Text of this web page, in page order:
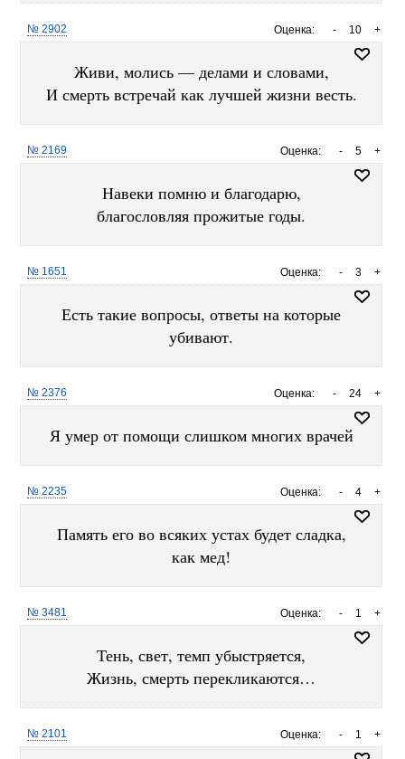
Оценка: +
10
-
№ 2902
Живи, молись — делами и словами,
И смерть встречай как лучшей жизни весть.
Оценка: +
5
-
№ 2169
Навеки помню и благодарю,
благословляя прожитые годы.
Оценка: +
3
-
№ 1651
Есть такие вопросы, ответы на которые
убивают.
Оценка: +
24
-
№ 2376
Я умер от помощи слишком многих врачей
Оценка: +
4
-
№ 2235
Память его во всяких устах будет сладка,
как мед!
Оценка: +
1
-
№ 3481
Тень, свет, темп убыстряется,
Жизнь, смерть перекликаются…
Оценка: +
1
-
№ 2101